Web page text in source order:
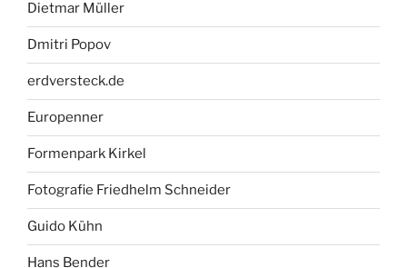
Dietmar Müller
Dmitri Popov
erdversteck.de
Europenner
Formenpark Kirkel
Fotografie Friedhelm Schneider
Guido Kühn
Hans Bender